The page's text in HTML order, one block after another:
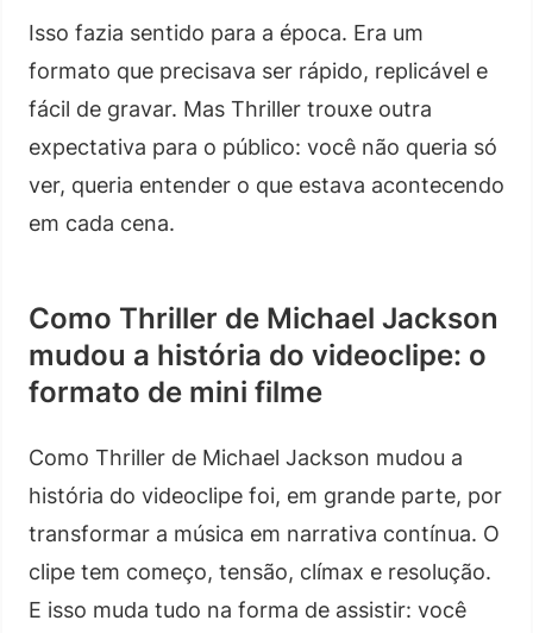
Isso fazia sentido para a época. Era um
formato que precisava ser rápido, replicável e
fácil de gravar. Mas Thriller trouxe outra
expectativa para o público: você não queria só
ver, queria entender o que estava acontecendo
em cada cena.
Como Thriller de Michael Jackson
mudou a história do videoclipe: o
formato de mini filme
Como Thriller de Michael Jackson mudou a
história do videoclipe foi, em grande parte, por
transformar a música em narrativa contínua. O
clipe tem começo, tensão, clímax e resolução.
E isso muda tudo na forma de assistir: você